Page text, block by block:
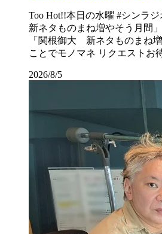
Too Hot!!本日の水曜 #シンラ
新ネタものまね増やそう月間
「関根御大 新ネタものまね
ことでモノマネ リクエスト
2026/8/5